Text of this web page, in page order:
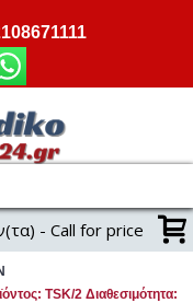
- Call for price
TSK/2 Διαθεσιμότητα: